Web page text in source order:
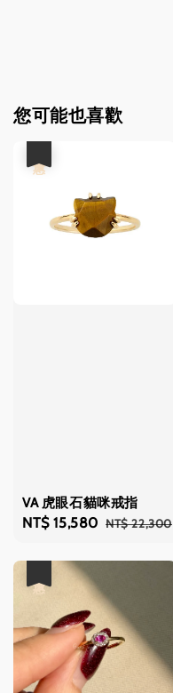
您可能也喜歡
VA 虎眼石貓咪戒指
Sale
NT$ 15,580 Regular
NT$ 22,300